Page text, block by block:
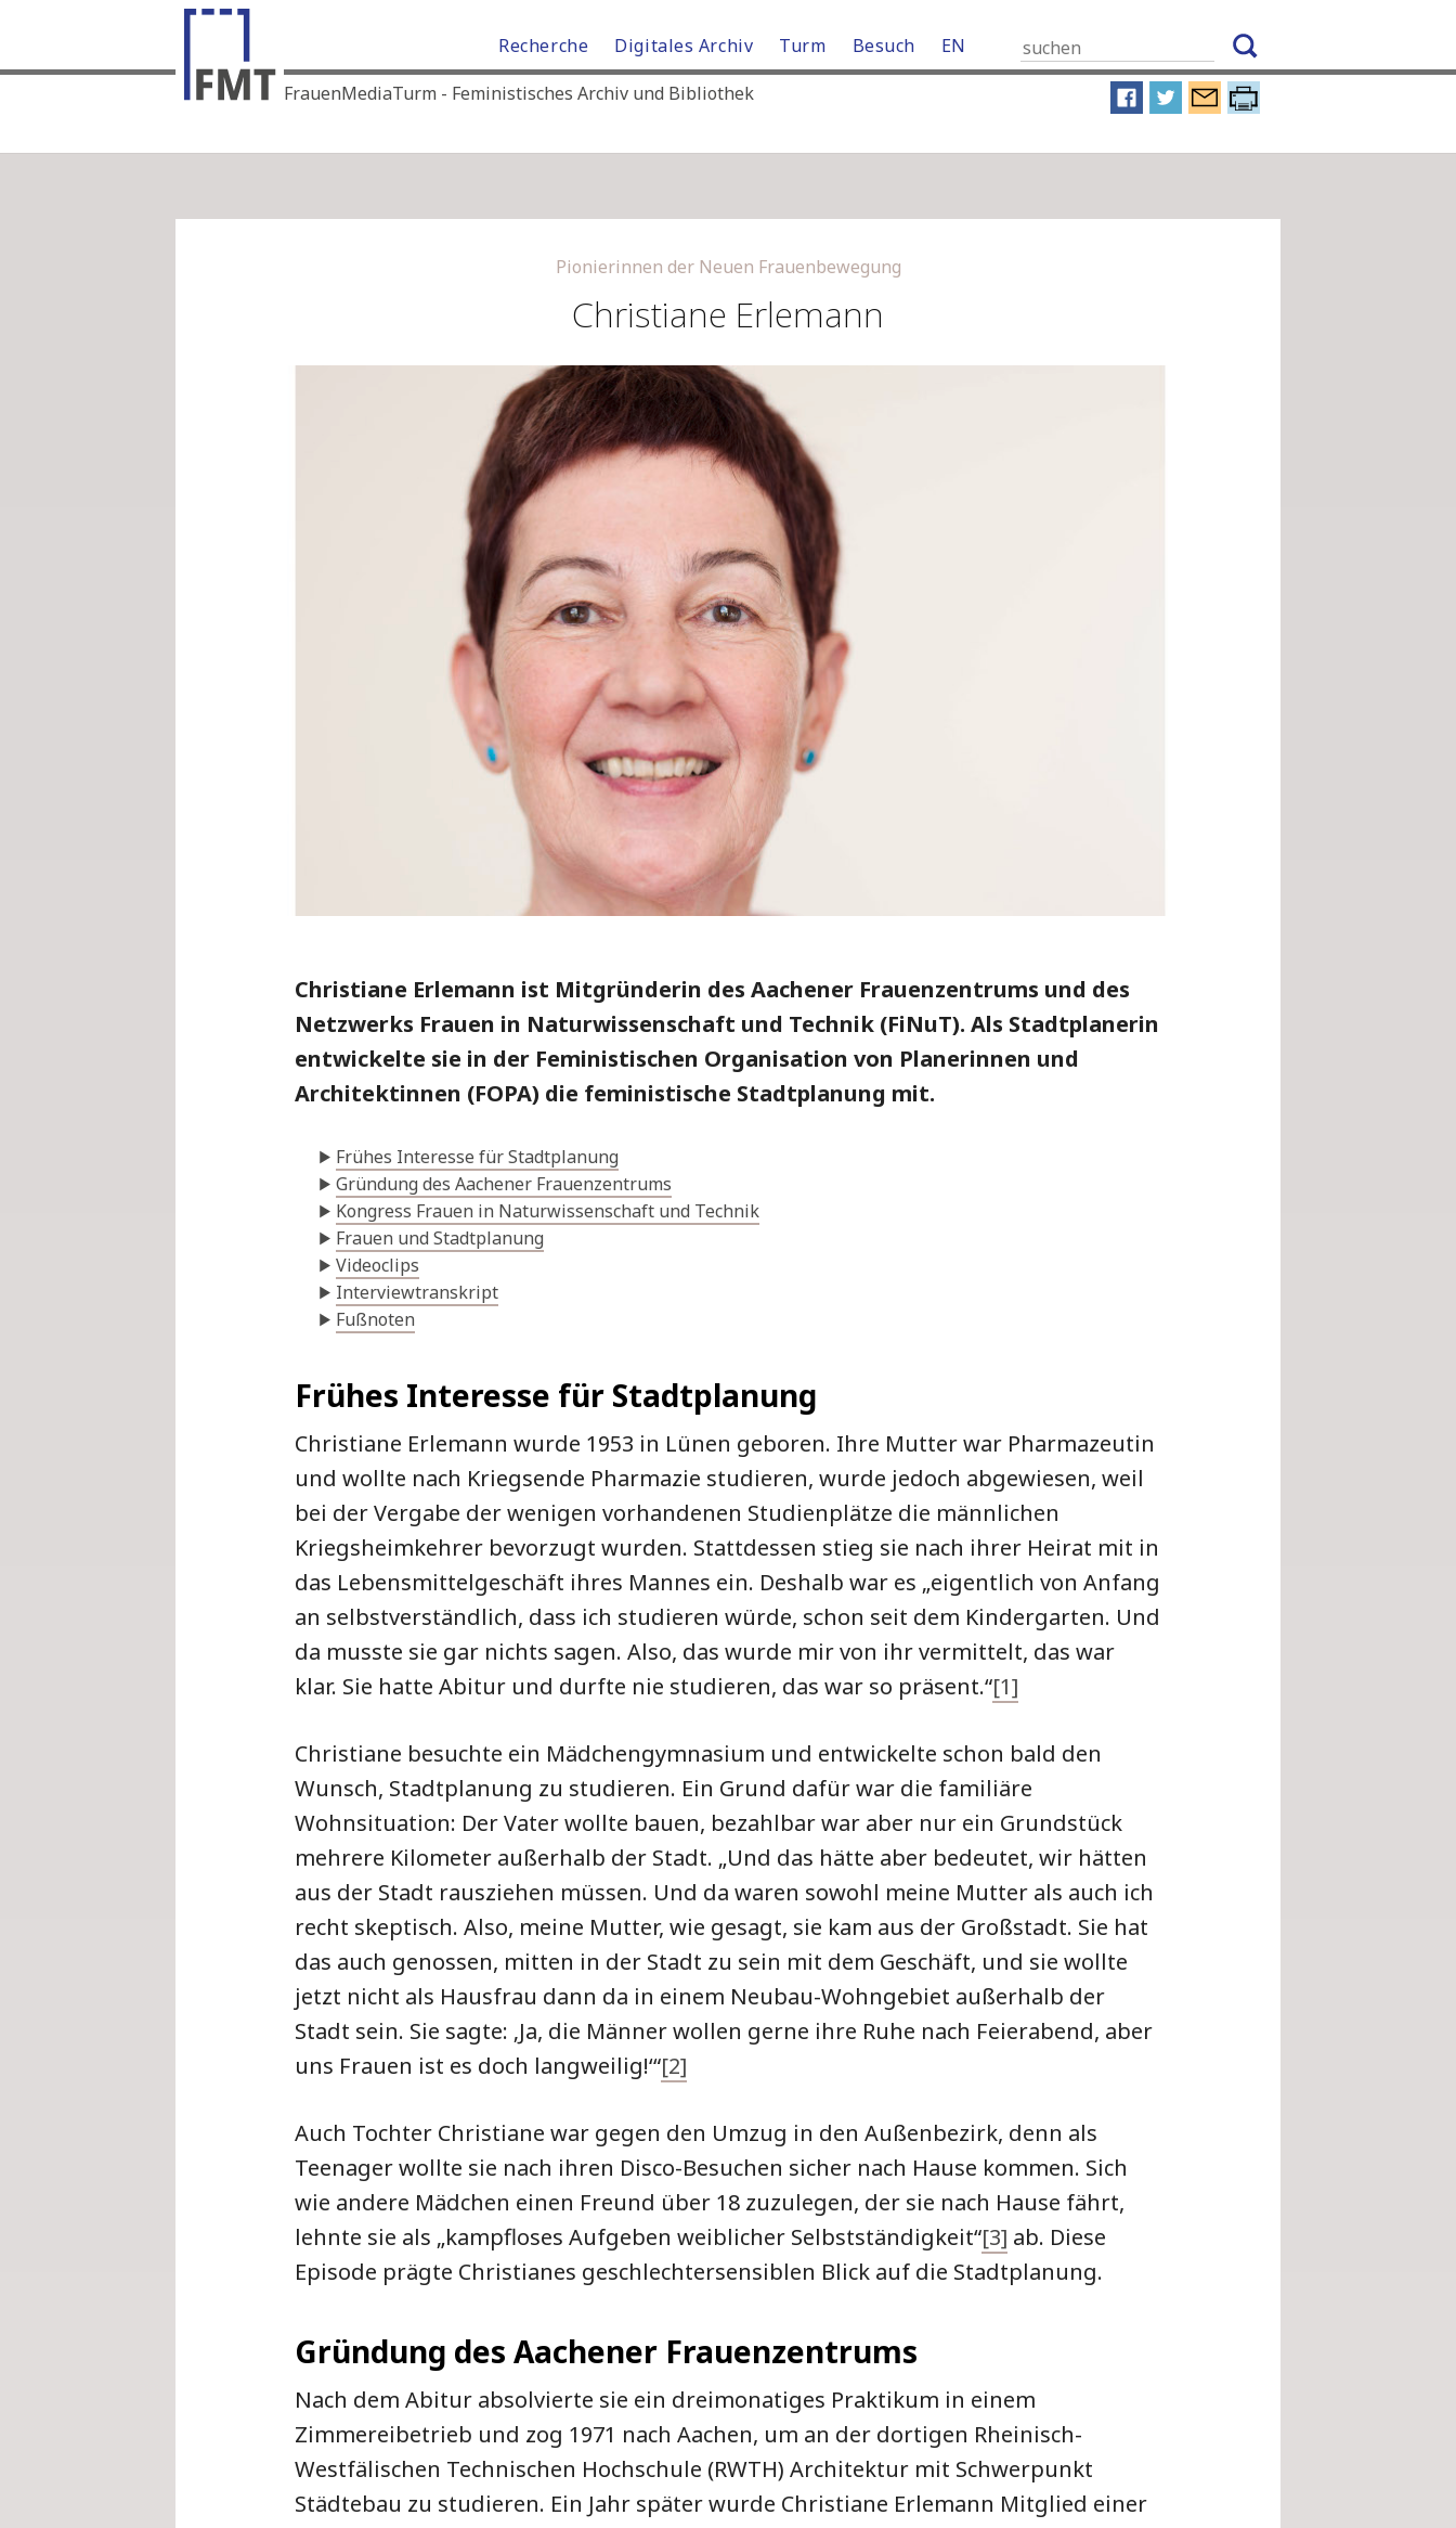
Recherche Digitales Archiv Turm Besuch
EN
FrauenMediaTurm - Feministisches Archiv und Bibliothek
Pionierinnen der Neuen Frauenbewegung
Christiane Erlemann
Christiane Erlemann ist Mitgründerin des Aachener Frauenzentrums und des
Netzwerks Frauen in Naturwissenschaft und Technik (FiNuT). Als Stadtplanerin
entwickelte sie in der Feministischen Organisation von Planerinnen und
Architektinnen (FOPA) die feministische Stadtplanung mit.
Frühes Interesse für Stadtplanung
Gründung des Aachener Frauenzentrums
Kongress Frauen in Naturwissenschaft und Technik
Frauen und Stadtplanung
Videoclips
Interviewtranskript
Fußnoten
Frühes Interesse für Stadtplanung
Christiane Erlemann wurde 1953 in Lünen geboren. Ihre Mutter war Pharmazeutin
und wollte nach Kriegsende Pharmazie studieren, wurde jedoch abgewiesen, weil
bei der Vergabe der wenigen vorhandenen Studienplätze die männlichen
Kriegsheimkehrer bevorzugt wurden. Stattdessen stieg sie nach ihrer Heirat mit in
das Lebensmittelgeschäft ihres Mannes ein. Deshalb war es „eigentlich von Anfang
an selbstverständlich, dass ich studieren würde, schon seit dem Kindergarten. Und
da musste sie gar nichts sagen. Also, das wurde mir von ihr vermittelt, das war
klar. Sie hatte Abitur und durfte nie studieren, das war so präsent.“[1]
Christiane besuchte ein Mädchengymnasium und entwickelte schon bald den
Wunsch, Stadtplanung zu studieren. Ein Grund dafür war die familiäre
Wohnsituation: Der Vater wollte bauen, bezahlbar war aber nur ein Grundstück
mehrere Kilometer außerhalb der Stadt. „Und das hätte aber bedeutet, wir hätten
aus der Stadt rausziehen müssen. Und da waren sowohl meine Mutter als auch ich
recht skeptisch. Also, meine Mutter, wie gesagt, sie kam aus der Großstadt. Sie hat
das auch genossen, mitten in der Stadt zu sein mit dem Geschäft, und sie wollte
jetzt nicht als Hausfrau dann da in einem Neubau-Wohngebiet außerhalb der
Stadt sein. Sie sagte: ‚Ja, die Männer wollen gerne ihre Ruhe nach Feierabend, aber
uns Frauen ist es doch langweilig!‘“[2]
Auch Tochter Christiane war gegen den Umzug in den Außenbezirk, denn als
Teenager wollte sie nach ihren Disco-Besuchen sicher nach Hause kommen. Sich
wie andere Mädchen einen Freund über 18 zuzulegen, der sie nach Hause fährt,
lehnte sie als „kampfloses Aufgeben weiblicher Selbstständigkeit“[3] ab. Diese
Episode prägte Christianes geschlechtersensiblen Blick auf die Stadtplanung.
Gründung des Aachener Frauenzentrums
Nach dem Abitur absolvierte sie ein dreimonatiges Praktikum in einem
Zimmereibetrieb und zog 1971 nach Aachen, um an der dortigen Rheinisch-
Westfälischen Technischen Hochschule (RWTH) Architektur mit Schwerpunkt
Städtebau zu studieren. Ein Jahr später wurde Christiane Erlemann Mitglied einer